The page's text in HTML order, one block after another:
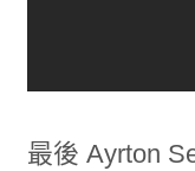
最後 Ayrton